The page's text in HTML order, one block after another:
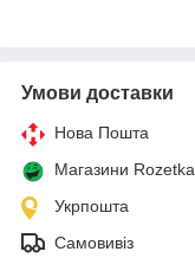
Умови доставки
Нова Пошта
Магазини Rozetka
Укрпошта
Самовивіз